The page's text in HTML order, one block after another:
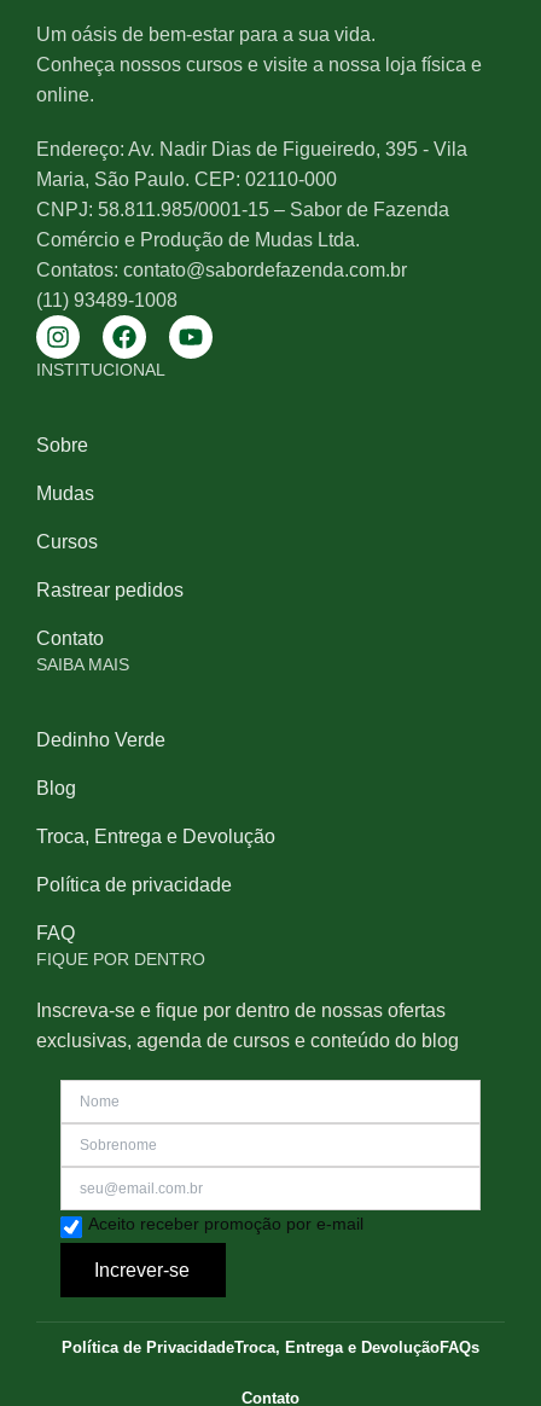
Um oásis de bem-estar para a sua vida.
Conheça nossos cursos e visite a nossa loja física e
online.
Endereço: Av. Nadir Dias de Figueiredo, 395 - Vila
Maria, São Paulo. CEP: 02110-000
CNPJ: 58.811.985/0001-15 – Sabor de Fazenda
Comércio e Produção de Mudas Ltda.
Contatos: contato@sabordefazenda.com.br
(11) 93489-1008
INSTITUCIONAL
Sobre
Mudas
Cursos
Rastrear pedidos
Contato
SAIBA MAIS
Dedinho Verde
Blog
Troca, Entrega e Devolução
Política de privacidade
FAQ
FIQUE POR DENTRO
Inscreva-se e fique por dentro de nossas ofertas
exclusivas, agenda de cursos e conteúdo do blog
Aceito receber promoção por e-mail
Increver-se
Política de PrivacidadeTroca, Entrega e DevoluçãoFAQs
Contato